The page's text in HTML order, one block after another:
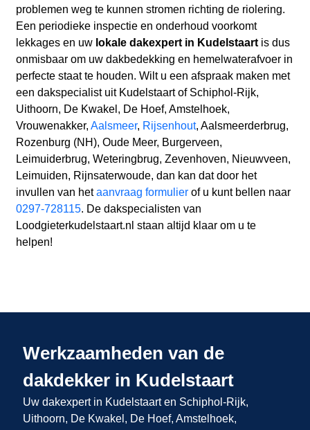
problemen weg te kunnen stromen richting de riolering.
Een periodieke inspectie en onderhoud voorkomt
lekkages en uw lokale dakexpert in Kudelstaartis dus
onmisbaar om uw dakbedekking en hemelwaterafvoer in
perfecte staat te houden. Wilt u een afspraak maken met
een dakspecialist uit Kudelstaart of Schiphol-Rijk,
Uithoorn, De Kwakel, De Hoef, Amstelhoek,
Vrouwenakker, Aalsmeer, Rijsenhout, Aalsmeerderbrug,
Rozenburg (NH), Oude Meer, Burgerveen,
Leimuiderbrug, Weteringbrug, Zevenhoven, Nieuwveen,
Leimuiden, Rijnsaterwoude, dan kan dat door het
invullen van hetaanvraag formulierof u kunt bellen naar
0297-728115. De dakspecialisten van
Loodgieterkudelstaart.nl staan altijd klaar om u te
helpen!
Werkzaamheden van de
dakdekker in Kudelstaart
Uw dakexpert in Kudelstaart en Schiphol-Rijk,
Uithoorn, De Kwakel, De Hoef, Amstelhoek,